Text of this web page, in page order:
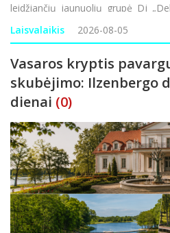
leidžiančių jaunuolių grupė Dj
rugpjūtį kviečia susitikti miesto
nebus p
Laisvalaikis 2026-08-05
Vasaros kryptis
skubėjimo: Ilzenbergo
dienai (0)